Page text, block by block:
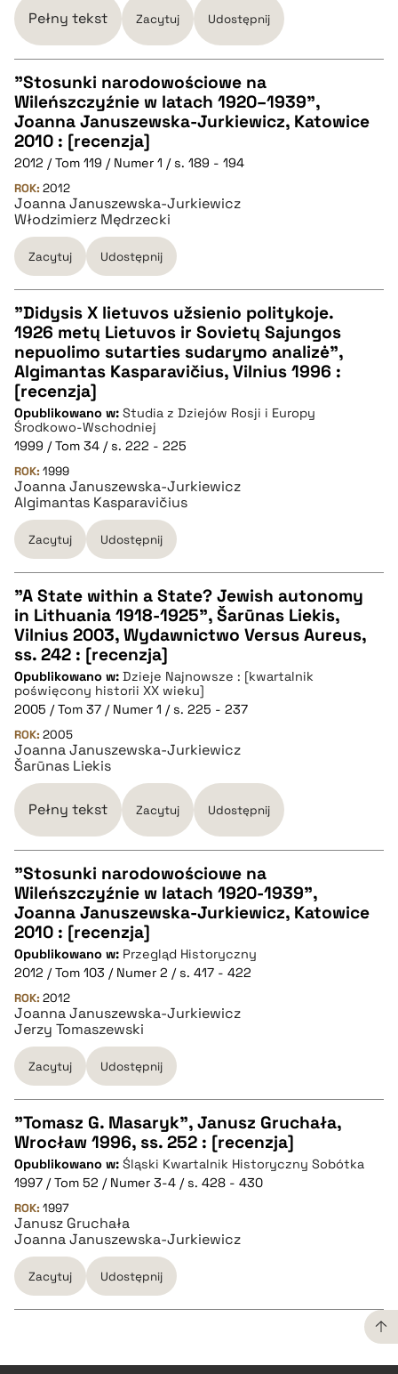
Pełny tekst Zacytuj Udostępnij
CZYSTY TEKST
pobierz cytat
BIBTEX
pobierz cytat
"Stosunki narodowościowe na
Wileńszczyźnie w latach 1920–1939",
Joanna Januszewska-Jurkiewicz, Katowice
2010 : [recenzja]
2012 / Tom 119 / Numer 1 / s. 189 - 194
ROK: 2012
Joanna Januszewska-Jurkiewicz
Włodzimierz Mędrzecki
Zacytuj Udostępnij
CZYSTY TEKST
pobierz cytat
BIBTEX
pobierz cytat
"Didysis X lietuvos užsienio politykoje.
1926 metų Lietuvos ir Sovietų Sajungos
nepuolimo sutarties sudarymo analizė",
Algimantas Kasparavičius, Vilnius 1996 :
[recenzja]
Opublikowano w: Studia z Dziejów Rosji i Europy
Środkowo-Wschodniej
1999 / Tom 34 / s. 222 - 225
ROK: 1999
Joanna Januszewska-Jurkiewicz
Algimantas Kasparavičius
Zacytuj Udostępnij
CZYSTY TEKST
pobierz cytat
BIBTEX
pobierz cytat
"A State within a State? Jewish autonomy
in Lithuania 1918-1925", Šarūnas Liekis,
Vilnius 2003, Wydawnictwo Versus Aureus,
ss. 242 : [recenzja]
Opublikowano w: Dzieje Najnowsze : [kwartalnik
poświęcony historii XX wieku]
2005 / Tom 37 / Numer 1 / s. 225 - 237
ROK: 2005
Joanna Januszewska-Jurkiewicz
Šarūnas Liekis
Pełny tekst Zacytuj Udostępnij
CZYSTY TEKST
pobierz cytat
BIBTEX
pobierz cytat
"Stosunki narodowościowe na
Wileńszczyźnie w latach 1920-1939",
Joanna Januszewska-Jurkiewicz, Katowice
2010 : [recenzja]
Opublikowano w: Przegląd Historyczny
2012 / Tom 103 / Numer 2 / s. 417 - 422
ROK: 2012
Joanna Januszewska-Jurkiewicz
Jerzy Tomaszewski
Zacytuj Udostępnij
CZYSTY TEKST
pobierz cytat
BIBTEX
pobierz cytat
"Tomasz G. Masaryk", Janusz Gruchała,
Wrocław 1996, ss. 252 : [recenzja]
Opublikowano w: Śląski Kwartalnik Historyczny Sobótka
1997 / Tom 52 / Numer 3-4 / s. 428 - 430
ROK: 1997
Janusz Gruchała
Joanna Januszewska-Jurkiewicz
Zacytuj Udostępnij
CZYSTY TEKST